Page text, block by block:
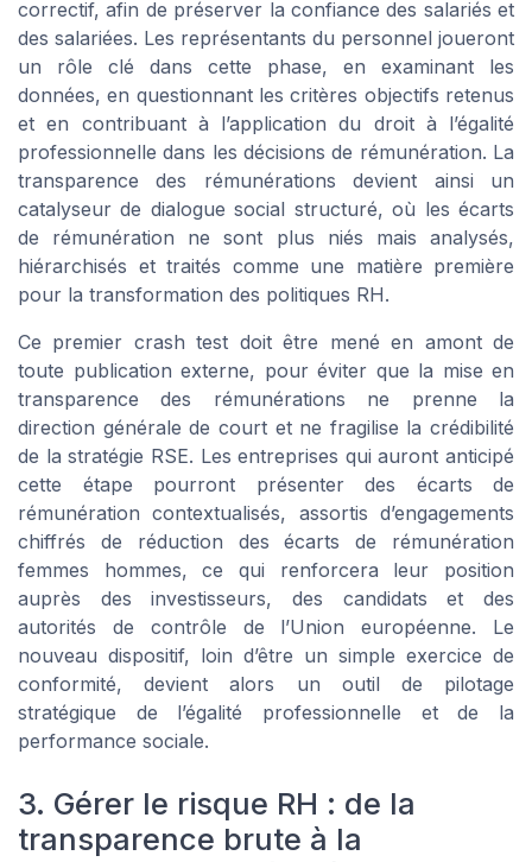
correctif, afin de préserver la confiance des salariés et
des salariées. Les représentants du personnel joueront
un rôle clé dans cette phase, en examinant les
données, en questionnant les critères objectifs retenus
et en contribuant à l’application du droit à l’égalité
professionnelle dans les décisions de rémunération. La
transparence des rémunérations devient ainsi un
catalyseur de dialogue social structuré, où les écarts
de rémunération ne sont plus niés mais analysés,
hiérarchisés et traités comme une matière première
pour la transformation des politiques RH.
Ce premier crash test doit être mené en amont de
toute publication externe, pour éviter que la mise en
transparence des rémunérations ne prenne la
direction générale de court et ne fragilise la crédibilité
de la stratégie RSE. Les entreprises qui auront anticipé
cette étape pourront présenter des écarts de
rémunération contextualisés, assortis d’engagements
chiffrés de réduction des écarts de rémunération
femmes hommes, ce qui renforcera leur position
auprès des investisseurs, des candidats et des
autorités de contrôle de l’Union européenne. Le
nouveau dispositif, loin d’être un simple exercice de
conformité, devient alors un outil de pilotage
stratégique de l’égalité professionnelle et de la
performance sociale.
3. Gérer le risque RH : de la
transparence brute à la